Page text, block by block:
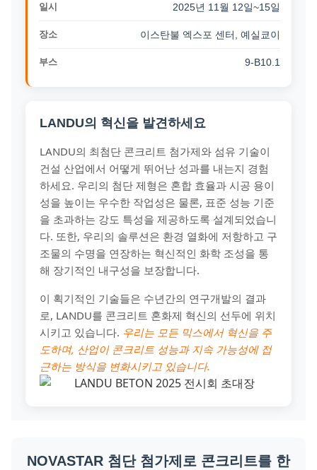
일시 2025년 11월 12일~15일
장소 이스탄불 엑스포 센터, 예실쿄이
부스 9-B10.1
LANDU의 혁신을 발견하세요
LANDU의 최첨단 콘크리트 첨가제와 섬유 기술이
건설 산업에서 어떻게 뛰어난 성과를 내는지 경험
하세요. 우리의 첨단 제형은 혼합 효율과 시공 용이
성을 높이는 우수한 작업성은 물론, 표준 성능 기준
을 초과하는 강도 특성을 제공하도록 설계되었습니
다. 또한, 우리의 솔루션은 환경 열화에 저항하고 구
조물의 수명을 연장하는 혁신적인 화학 조성을 통
해 장기적인 내구성을 보장합니다.
이 획기적인 기술들은 수년간의 연구개발의 결과
로, LANDU를 콘크리트 혼화제 혁신의 선두에 위치
시키고 있습니다. 우리는 모든 믹스에서 혁신을 주
도하며, 산업이 콘크리트 성능과 지속 가능성에 접
근하는 방식을 변화시키고 있습니다.
NOVASTAR 첨단 첨가제로 콘크리트를 한